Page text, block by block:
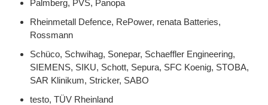
Palmberg, PVS, Panopa
Rheinmetall Defence, RePower, renata Batteries,
Rossmann
Schüco, Schwihag, Sonepar, Schaeffler Engineering,
SIEMENS, SIKU, Schott, Sepura, SFC Koenig, STOBA,
SAR Klinikum, Stricker, SABO
testo, TÜV Rheinland